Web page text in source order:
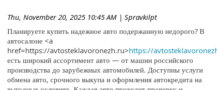
Thu, November 20, 2025 10:45 AM | Spravkilpt
Планируете купить надежное авто подержанную недорого? В
автосалоне <a
href=https://avtosteklavoronezh.ru>https://
есть широкий ассортимент авто — от машин российского
производства до зарубежных автомобилей. Доступны услуги
обмена авто, срочного выкупа и оформления автокредита на